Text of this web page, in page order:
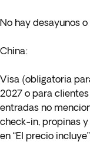
No hay desayunos
China:
Visa (obligatoria
2027 o para
entradas no
check-in, propinas
en “El precio